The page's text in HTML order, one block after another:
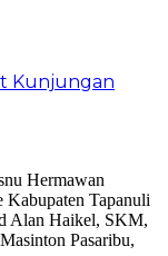
Kunjungan